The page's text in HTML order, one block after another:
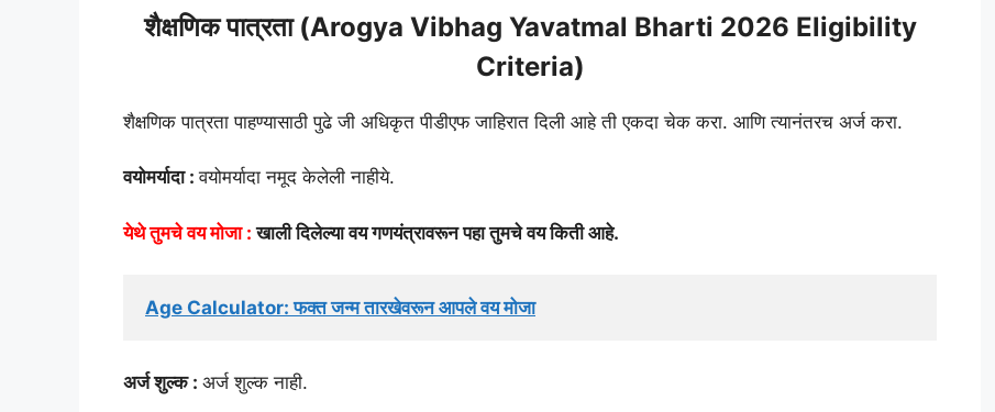
शैक्षणिक पात्रता (Arogya Vibhag Yavatmal Bharti 2026 Eligibility
Criteria)
शैक्षणिक पात्रता पाहण्यासाठी पुढे जी अधिकृत पीडीएफ जाहिरात दिली आहे ती एकदा चेक करा. आणि त्यानंतरच अर्ज करा.
वयोमर्यादा :वयोमर्यादा नमूद केलेली नाहीये.
येथे तुमचे वय मोजा : खाली दिलेल्या वय गणयंत्रावरून पहा तुमचे वय किती आहे.
Age Calculator: फक्त जन्म तारखेवरून आपले वय मोजा
अर्ज शुल्क : अर्ज शुल्क नाही.